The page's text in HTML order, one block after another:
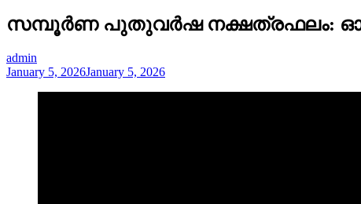
സമ്പൂർണ പുതുവർഷ നക്ഷത്രഫലം: ഓരോ
admin
January 5, 2026January 5, 2026